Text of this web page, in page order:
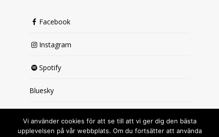
Facebook
Instagram
Spotify
Bluesky
Vi använder cookies för att se till att vi ger dig den bästa
upplevelsen på vår webbplats. Om du fortsätter att använda